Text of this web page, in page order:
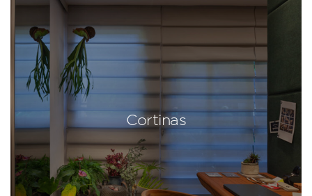
Cortinas